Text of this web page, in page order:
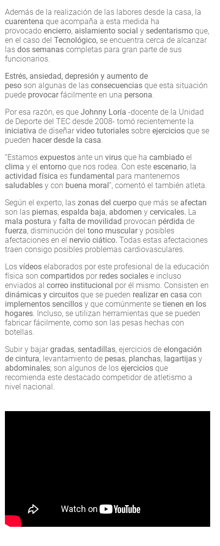
Además de la realización de las labores desde la casa, la
cuarentena que acompaña a esta medida ha
provocado encierro, aislamiento social y sedentarismo que,
en el caso del Tecnológico, se encuentra cerca de alcanzar
las dos semanas completas para gran parte de sus
funcionarios.
Estrés, ansiedad, depresión y aumento de
peso son algunas de las consecuencias que esta situación
puede provocarfácilmente en una persona.
Por esa razón, es que Johnny Loría -docente de la Unidad
de Deporte del TEC desde 2008- tomó recientemente la
iniciativa de diseñar video tutoriales sobre ejercicios que se
pueden hacer desde la casa.
“Estamos expuestos ante un virus que ha cambiado el
clima y el entorno que nos rodea. Con este escenario, la
actividad física es fundamental para mantenernos
saludables y con buena moral”, comentó el también atleta.
Según el experto, las zonas del cuerpo que más se afectan
son las piernas, espalda baja, abdomen y cervicales. La
mala postura y falta de movilidad provocan pérdida de
fuerza, disminución del tono musculary posibles
afectaciones en el nervio ciático. Todas estas afectaciones
traen consigo posibles problemas cardiovasculares.
Los vídeos elaborados por este profesional de la educación
física son compartidos por redes sociales e incluso
enviados al correo institucional por él mismo. Consisten en
dinámicas y circuitos que se pueden realizar en casa con
implementos sencillos y que comúnmente se tienen en los
hogares. Incluso, se utilizan herramientas que se pueden
fabricar fácilmente, como son las pesas hechas con
botellas.
Subir y bajar gradas, sentadillas, ejercicios de elongación
de cintura, levantamiento de pesas, planchas, lagartijas y
abdominales; son algunos de los ejercicios que
recomienda este destacado competidor de atletismo a
nivel nacional.